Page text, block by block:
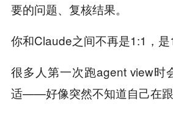
要的问题、复核结果。
你和Claude之间不再是1:1，是
很多人第一次跑agent view时
适——好像突然不知道自己在跟